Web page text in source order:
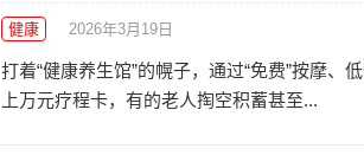
健康 2026年3月19日
打着“健康养生馆”的幌子，通过“免费”按摩
上万元疗程卡，有的老人掏空积蓄甚至...